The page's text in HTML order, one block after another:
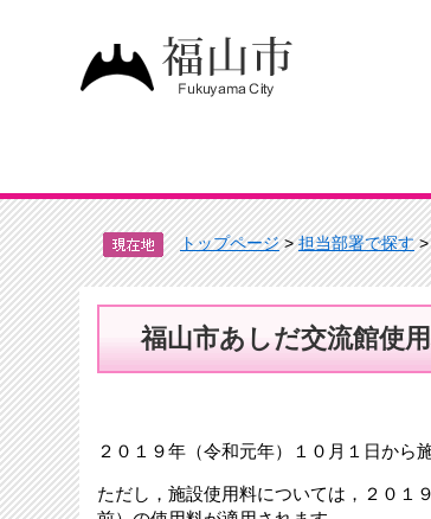
トップページ>担当部署で探す
福山市あしだ交流館使
２０１９年（令和元年）１０月１日から
ただし，施設使用料については，２０１